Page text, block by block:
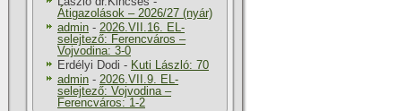
Átigazolások – 2026/27 (nyár)
admin - 2026.VII.16. EL-
selejtező: Ferencváros –
Vojvodina: 3-0
Erdélyi Dodi - Kuti László: 70
admin - 2026.VII.9. EL-
selejtező: Vojvodina –
Ferencváros: 1-2